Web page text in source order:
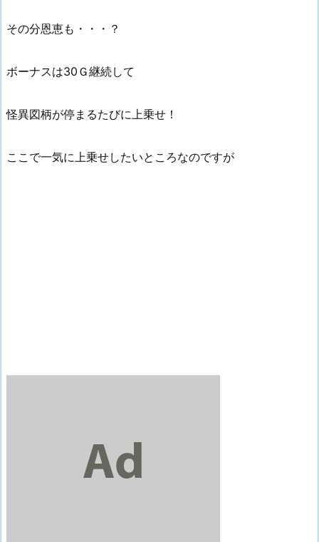
その分恩恵も・・・？
ボーナスは30Ｇ継続して
怪異図柄が停まるたびに上乗せ！
ここで一気に上乗せしたいところなのですが